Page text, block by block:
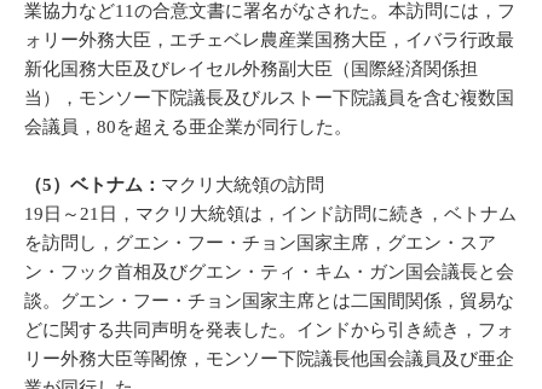
業協力など11の合意文書に署名がなされた。本訪問には，フ
ォリー外務大臣，エチェベレ農産業国務大臣，イバラ行政最
新化国務大臣及びレイセル外務副大臣（国際経済関係担
当），モンソー下院議長及びルストー下院議員を含む複数国
会議員，80を超える亜企業が同行した。
（5）ベトナム： マクリ大統領の訪問
19日～21日，マクリ大統領は，インド訪問に続き，ベトナム
を訪問し，グエン・フー・チョン国家主席，グエン・スア
ン・フック首相及びグエン・ティ・キム・ガン国会議長と会
談。グエン・フー・チョン国家主席とは二国間関係，貿易な
どに関する共同声明を発表した。インドから引き続き，フォ
リー外務大臣等閣僚，モンソー下院議長他国会議員及び亜企